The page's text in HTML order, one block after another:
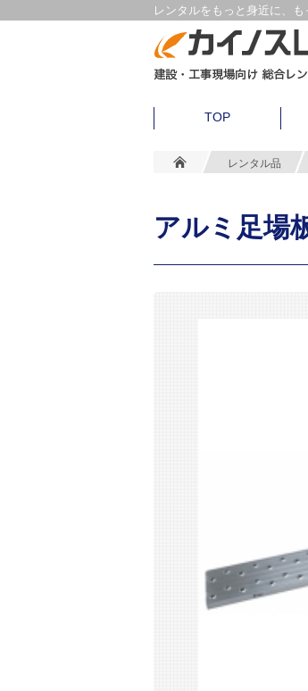
レンタルをもっと身近に、
TOP
レンタル品
アルミ足場